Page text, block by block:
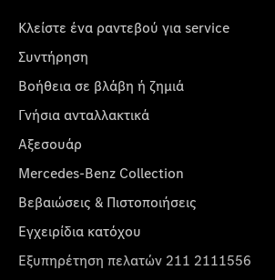
Κλείστε ένα ραντεβού για service
Συντήρηση
Βοήθεια σε βλάβη ή ζημιά
Γνήσια ανταλλακτικά
Αξεσουάρ
Mercedes-Benz Collection
Βεβαιώσεις & Πιστοποιήσεις
Εγχειρίδια κατόχου
Εξυπηρέτηση πελατών 211 2111556